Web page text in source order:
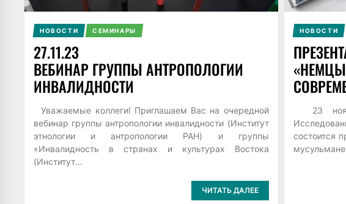
НОВОСТИ СЕМИНАРЫ
27.11.23
ВЕБИНАР ГРУППЫ АНТРОПОЛОГИИ
ИНВАЛИДНОСТИ
Уважаемые коллеги! Приглашаем Вас на очередной
вебинар группы антропологии инвалидности (Институт
этнологии и антропологии РАН) и группы
«Инвалидность в странах и культурах Востока
(Институт...
ЧИТАТЬ ДАЛЕЕ
НОВОСТИ
23
состоится